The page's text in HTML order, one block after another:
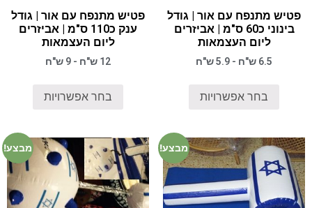
פטיש מתנפח עם אור | גודל
בינוני כ60 ס"מ | אביזרים
ליום העצמאות
6.5 ש"ח - 5.9 ש"ח
בחר אפשרויות
פטיש מתנפח עם אור | גודל
ענק כ110 ס"מ | אביזרים
ליום העצמאות
12 ש"ח - 9 ש"ח
בחר אפשרויות
מבצע! מבצע!